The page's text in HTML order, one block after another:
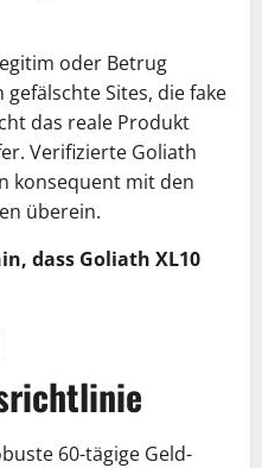
oder Betrug
Sites, die fake
das reale Produkt
Verifizierte Goliath
konsequent mit den
überein.
dass Goliath XL10
60-tägige Geld-